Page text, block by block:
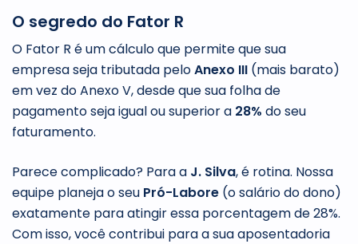
O segredo do Fator R
O Fator R é um cálculo que permite que sua
empresa seja tributada peloAnexo III (mais barato)
em vez do Anexo V, desde que sua folha de
pagamento seja igual ou superior a 28% do seu
faturamento.
Parece complicado? Para a J. Silva, é rotina. Nossa
equipe planeja o seu Pró-Labore (o salário do dono)
exatamente para atingir essa porcentagem de 28%.
Com isso, você contribui para a sua aposentadoria